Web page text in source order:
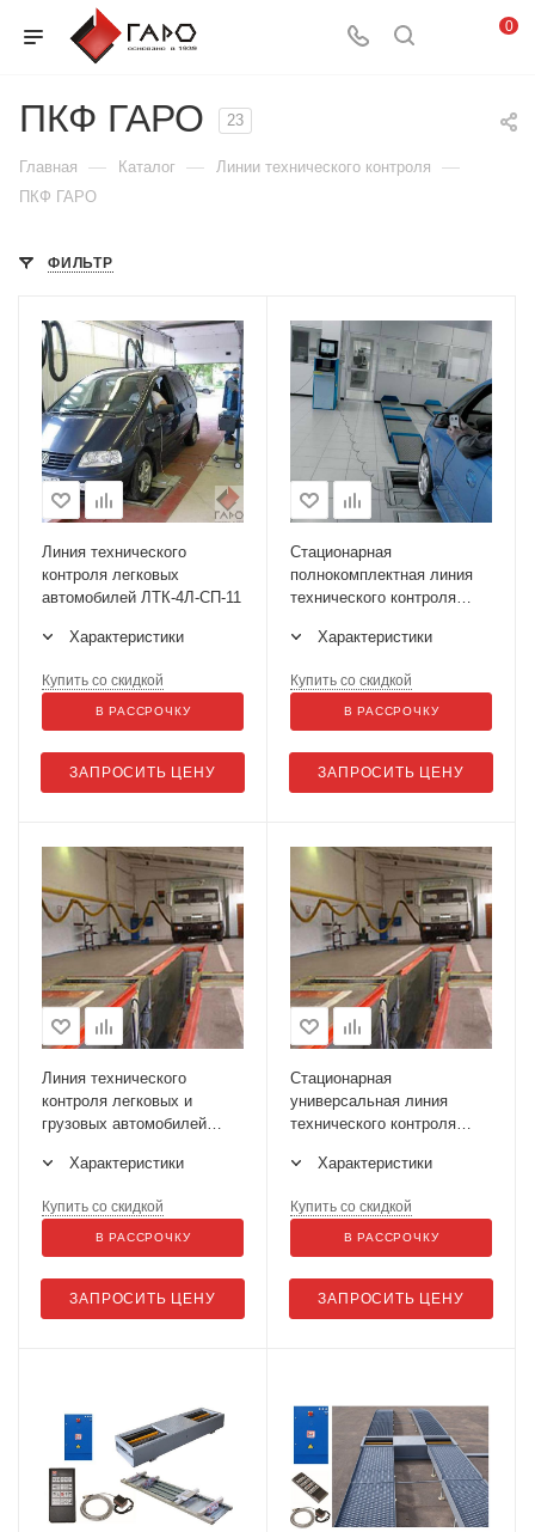
0
ПКФ ГАРО 23
Главная — Каталог — Линии технического контроля —
ПКФ ГАРО
ФИЛЬТР
Линия технического
контроля легковых
автомобилей ЛТК-4Л-СП-11
Характеристики
ЗАПРОСИТЬ ЦЕНУ
Купить со скидкой
В РАССРОЧКУ
Стационарная
полнокомплектная линия
технического контроля
Характеристики
ЗАПРОСИТЬ ЦЕНУ
Купить со скидкой
В РАССРОЧКУ
Линия технического
контроля легковых и
грузовых автомобилей
Характеристики
ЗАПРОСИТЬ ЦЕНУ
Купить со скидкой
В РАССРОЧКУ
Стационарная
универсальная линия
технического контроля
Характеристики
ЗАПРОСИТЬ ЦЕНУ
Купить со скидкой
В РАССРОЧКУ